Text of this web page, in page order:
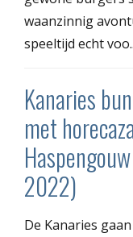
waanzinnig
speeltijd echt
Kanaries
met
2022)
De Kanaries